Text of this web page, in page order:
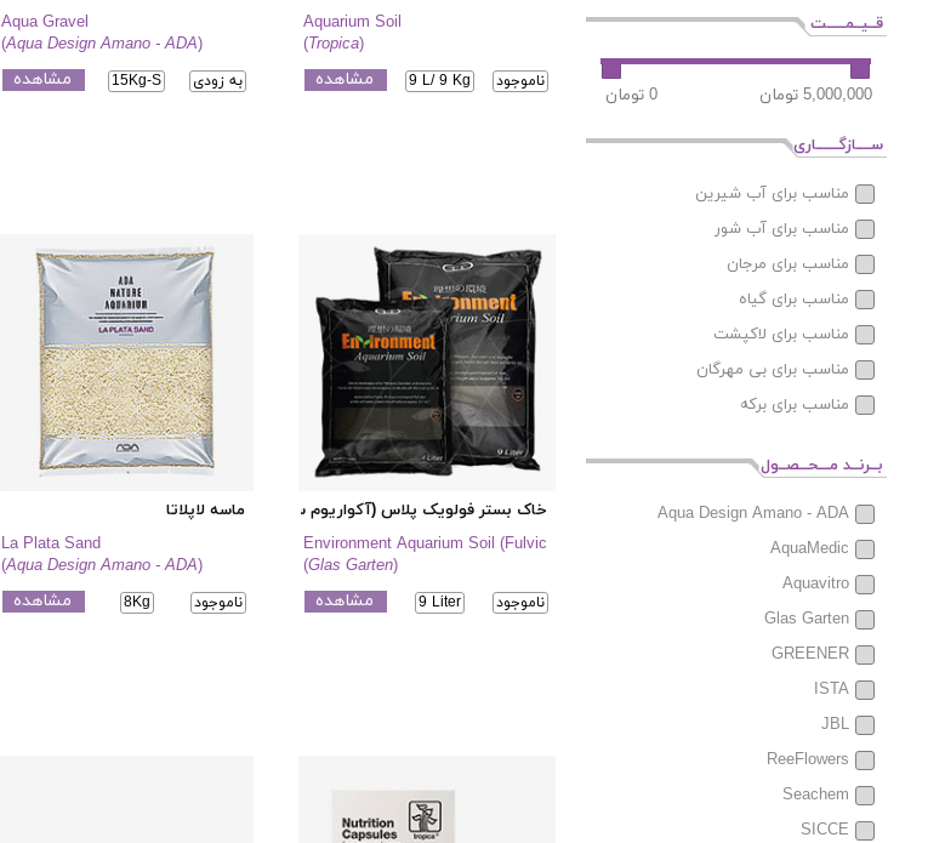
قــیــمـــــت
ســــازگــــــاری
مناسب برای آب شیرین
مناسب برای آب شور
مناسب برای مرجان
مناسب برای گیاه
مناسب برای لاکپشت
مناسب برای بی مهرگان
مناسب برای برکه
بــرنــد مـــحــصــول
Aqua Design Amano - ADA
AquaMedic
Aquavitro
Glas Garten
GREENER
ISTA
JBL
ReeFlowers
Seachem
SICCE
Aquarium Soil
(Tropica)
ناموجود 9 L/ 9 Kg مشاهده
Aqua Gravel
(Aqua Design Amano - ADA)
به زودی 15Kg-S مشاهده
خاک بستر فولویک پلاس (آکواریوم سول اینوایرومنت)
Environment Aquarium Soil (Fulvic Plus)
(Glas Garten)
ناموجود 9 Liter مشاهده
ماسه لاپلاتا
La Plata Sand
(Aqua Design Amano - ADA)
ناموجود 8Kg مشاهده